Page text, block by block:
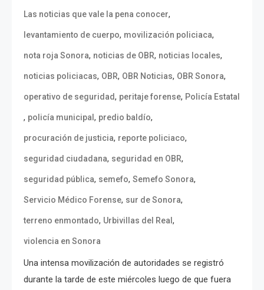
Las noticias que vale la pena conocer,
levantamiento de cuerpo, movilización policiaca,
nota roja Sonora, noticias de OBR, noticias locales,
noticias policiacas, OBR, OBR Noticias, OBR Sonora,
operativo de seguridad, peritaje forense, Policía Estatal
, policía municipal , predio baldío,
procuración de justicia, reporte policiaco,
seguridad ciudadana, seguridad en OBR,
seguridad pública, semefo, Semefo Sonora,
Servicio Médico Forense, sur de Sonora,
terreno enmontado, Urbivillas del Real ,
violencia en Sonora
Una intensa movilización de autoridades se registró
durante la tarde de este miércoles luego de que fuera